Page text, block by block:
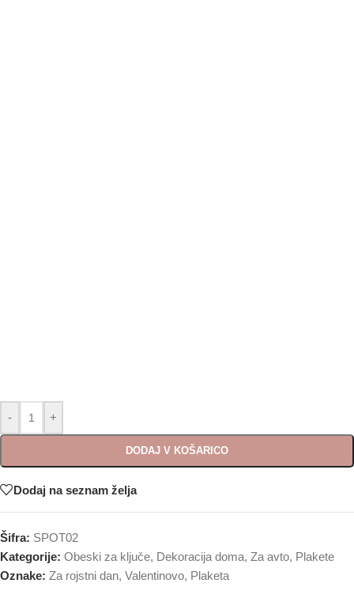
- +
DODAJ V KOŠARICO
Dodaj na seznam želja
Šifra: SPOT02
Kategorije: Obeski za ključe, Dekoracija doma, Za avto, Plakete
Oznake: Za rojstni dan, Valentinovo, Plaketa